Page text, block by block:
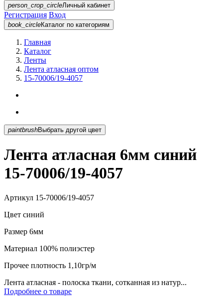
person_crop_circleЛичный кабинет
Регистрация Вход
book_circleКаталог по категориям
Главная
Каталог
Ленты
Лента атласная оптом
15-70006/19-4057
paintbrush Выбрать другой цвет
Лента атласная 6мм синий
15-70006/19-4057
Артикул 15-70006/19-4057
Цвет синий
Размер 6мм
Материал 100% полиэстер
Прочее плотность 1,10гр/м
Лента атласная - полоска ткани, сотканная из натур...
Подробнее о товаре